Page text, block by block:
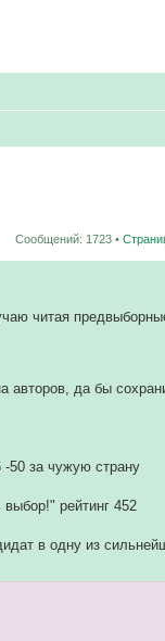
Сообщений: 1723 •
читая
авторов, да бы
-50 за чужую страну
рейтинг 452
в одну из